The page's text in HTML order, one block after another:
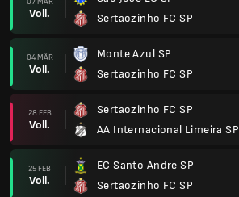
Voll.
Sertaozinho FC SP
04 MÄR
Voll.
Monte Azul SP
Sertaozinho FC SP
28 FEB
Voll.
Sertaozinho FC SP
AA Internacional Limeira SP
25 FEB
Voll.
EC Santo Andre SP
Sertaozinho FC SP